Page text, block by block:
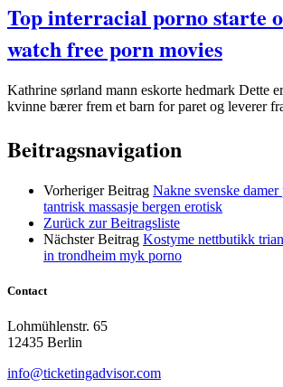
Top interracial porno starte
watch free porn movies
Kathrine sørland mann eskorte hedmark Dette
kvinne bærer frem et barn for paret og leverer
Beitragsnavigation
Vorheriger Beitrag Nakne svenske
tantrisk massasje bergen erotisk
Zurück zur Beitragsliste
Nächster Beitrag Kostyme nettbutikk
in trondheim myk porno
Contact
Lohmühlenstr. 65
12435 Berlin
info@ticketingadvisor.com